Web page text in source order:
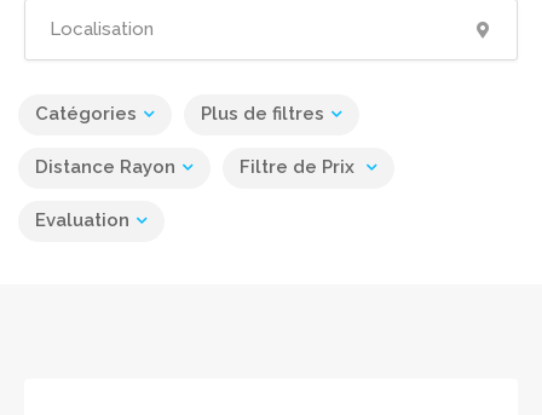
Catégories Plus de filtres
Distance Rayon Filtre de Prix
Evaluation